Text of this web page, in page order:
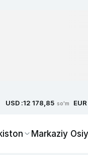
USD :12 178,85 so'm EUR
Markaziy